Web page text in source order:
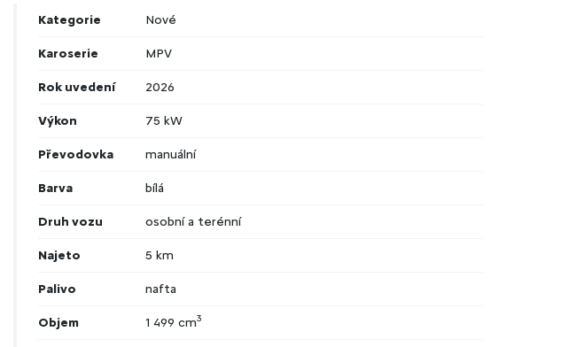
Kategorie Nové
Karoserie MPV
Rok uvedení 2026
Výkon 75 kW
Převodovka manuální
Barva bílá
Druh vozu osobní a terénní
Najeto 5 km
Palivo nafta
Objem 1 499 cm3